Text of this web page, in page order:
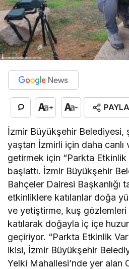
+ -
İzmir Büyükşehir Belediyesi,
yaştan İzmirli için daha canlı
getirmek için “Parkta Etkinlik
başlattı. İzmir Büyükşehir
Bahçeler Dairesi Başkanlığı
etkinliklere katılanlar doğa
ve yetiştirme, kuş
katılarak doğayla iç içe
geçiriyor. “Parkta Etkinlik
ikisi, İzmir Büyükşehir
Yelki Mahallesi’nde yer alan